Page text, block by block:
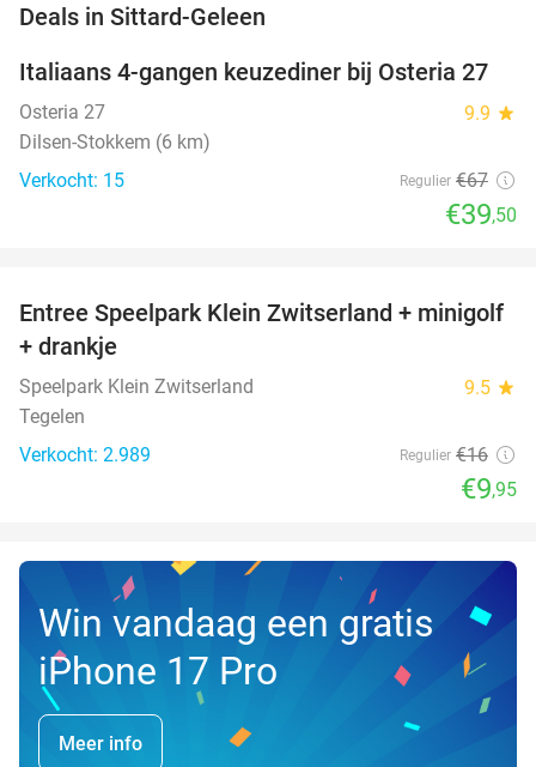
Deals in Sittard-Geleen
41%
TODAY
Italiaans 4-gangen keuzediner bij Osteria 27
Osteria 27 9.9 star
Dilsen-Stokkem (6 km)
Verkocht: 15
Regulier €67
€39,50
38%
Entree Speelpark Klein Zwitserland + minigolf
+ drankje
Speelpark Klein Zwitserland 9.5 star
Tegelen
Verkocht: 2.989
Regulier €16
€9,95
Win vandaag een gratis
iPhone 17 Pro
Meer info